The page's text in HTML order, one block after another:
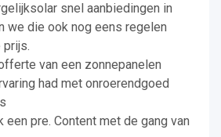
snel aanbiedingen in
we die ook nog eens regelen
prijs.
van een zonnepanelen
had met onroerendgoed
pre. Content met de gang van